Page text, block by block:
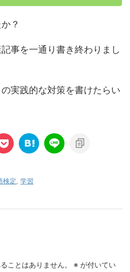
？
事を一通り書き終わりまし
実践的な対策を書けたらい
検定 学習
ことはありません。 ※ が付いてい